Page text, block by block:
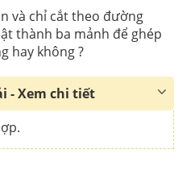
và chỉ cắt theo đường
thành ba mảnh để ghép
hay không ?
- Xem chi tiết